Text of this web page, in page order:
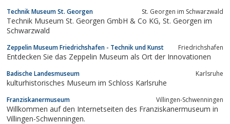
Technik Museum St. Georgen St. Georgen im Schwarzwald
Technik Museum St. Georgen GmbH & Co KG, St. Georgen im
Schwarzwald
Zeppelin Museum Friedrichshafen - Technik und Kunst Friedrichshafen
Entdecken Sie das Zeppelin Museum als Ort der Innovationen
Badische Landesmuseum Karlsruhe
kulturhistorisches Museum im Schloss Karlsruhe
Franziskanermuseum Villingen-Schwenningen
Willkommen auf den Internetseiten des Franziskanermuseum in
Villingen-Schwenningen.